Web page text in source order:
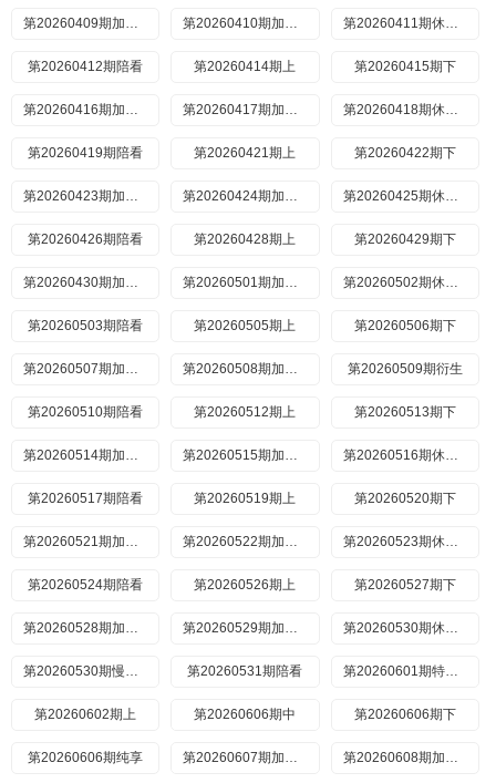
第20260409期加更上 第20260410期加更下 第20260411期休息一下
第20260412期陪看 第20260414期上 第20260415期下
第20260416期加更上 第20260417期加更下 第20260418期休息一下https://ukzy.ukubf3.com/20260418/0butHsrz/index.m3u8
第20260419期陪看 第20260421期上 第20260422期下
第20260423期加更上 第20260424期加更下 第20260425期休息一下
第20260426期陪看 第20260428期上 第20260429期下
第20260430期加更上 第20260501期加更下 第20260502期休息一下
第20260503期陪看 第20260505期上 第20260506期下
第20260507期加更上 第20260508期加更下 第20260509期衍生
第20260510期陪看 第20260512期上 第20260513期下
第20260514期加更上 第20260515期加更下 第20260516期休息一下
第20260517期陪看 第20260519期上 第20260520期下
第20260521期加更上 第20260522期加更下 第20260523期休息一下
第20260524期陪看 第20260526期上 第20260527期下
第20260528期加更上 第20260529期加更下 第20260530期休息一下
第20260530期慢直播回放 第20260531期陪看 第20260601期特别加更
第20260602期上 第20260606期中 第20260606期下
第20260606期纯享 第20260607期加更上 第20260608期加更下